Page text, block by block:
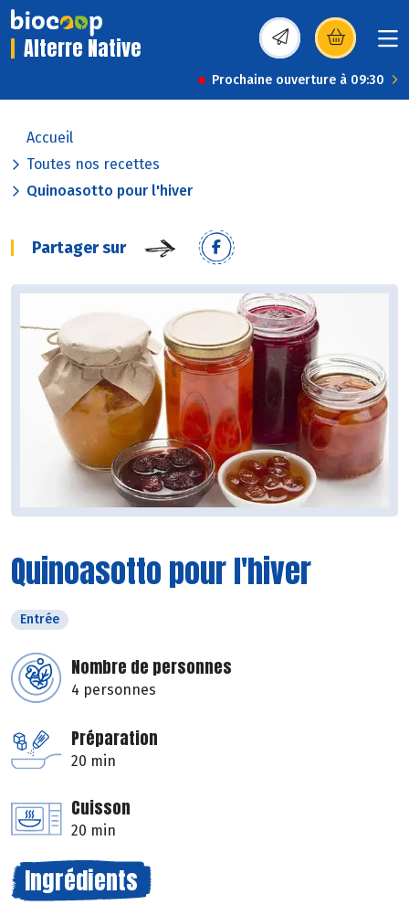
Alterre Native (s’ouvre dans une
Prochaine ouverture à 09:30
Accueil
Toutes nos recettes
Quinoasotto pour l'hiver
Partager sur
Quinoasotto pour l'hiver
Entrée
Nombre de personnes
4 personnes
Préparation
20 min
Cuisson
20 min
Ingrédients